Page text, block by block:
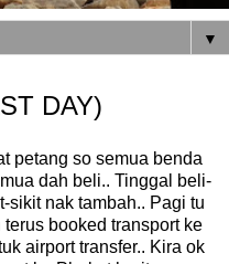
▼
DAY)
petang so semua benda
dah beli.. Tinggal beli-
sikit nak tambah.. Pagi tu
booked transport ke
airport transfer.. Kira ok